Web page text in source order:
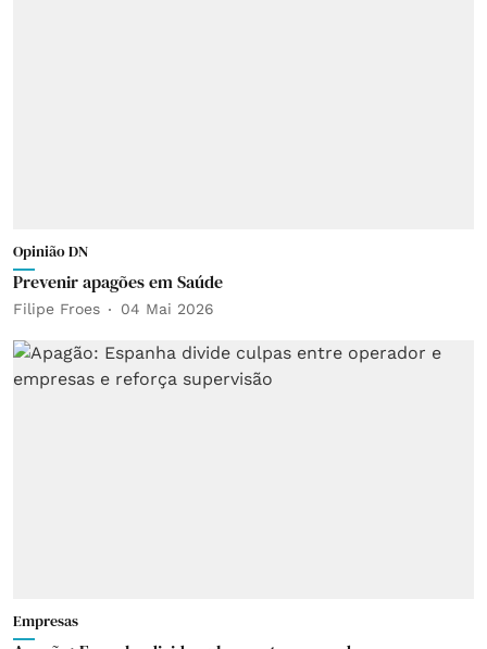
Opinião DN
Prevenir apagões em Saúde
Filipe Froes 04 Mai 2026
Empresas